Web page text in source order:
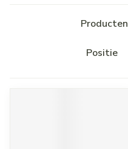
Producten
Sorteer op: